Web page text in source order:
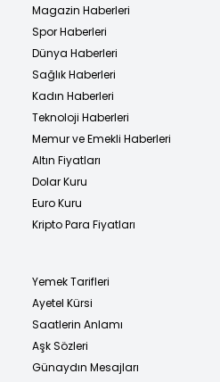
Magazin Haberleri
Spor Haberleri
Dünya Haberleri
Sağlık Haberleri
Kadın Haberleri
Teknoloji Haberleri
Memur ve Emekli Haberleri
Altın Fiyatları
Dolar Kuru
Euro Kuru
Kripto Para Fiyatları
Yemek Tarifleri
Ayetel Kürsi
Saatlerin Anlamı
Aşk Sözleri
Günaydın Mesajları